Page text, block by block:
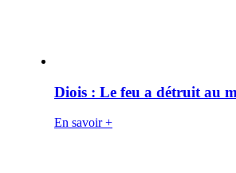
Diois : Le feu a détruit au
En savoir +